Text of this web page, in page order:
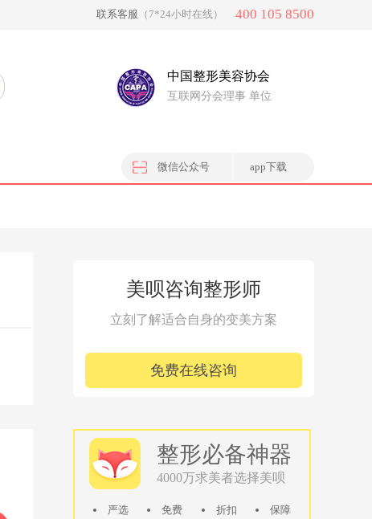
400 105 8500
联系客服 （7*24小时在线）
中国整形美容协会
互联网分会理事 单位
微信公众号 app下载
美呗咨询整形师
立刻了解适合自身的变美方案
免费在线咨询
整形必备神器
4000万求美者选择美呗
严选 免费 折扣 保障